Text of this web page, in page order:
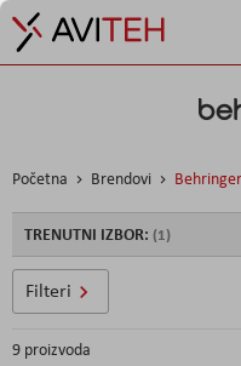
Početna Brendovi Behringer
9 proizvoda
Filteri
TRENUTNI IZBOR: